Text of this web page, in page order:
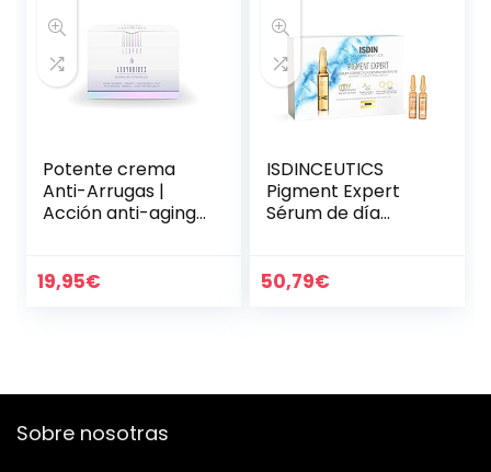
Potente crema
Anti-Arrugas |
Acción anti-aging,
Ácido Hialurónico y
19,95€
ISDINCEUTICS
Pigment Expert
Sérum de día
con Acción
50,79€
Sobre nosotras